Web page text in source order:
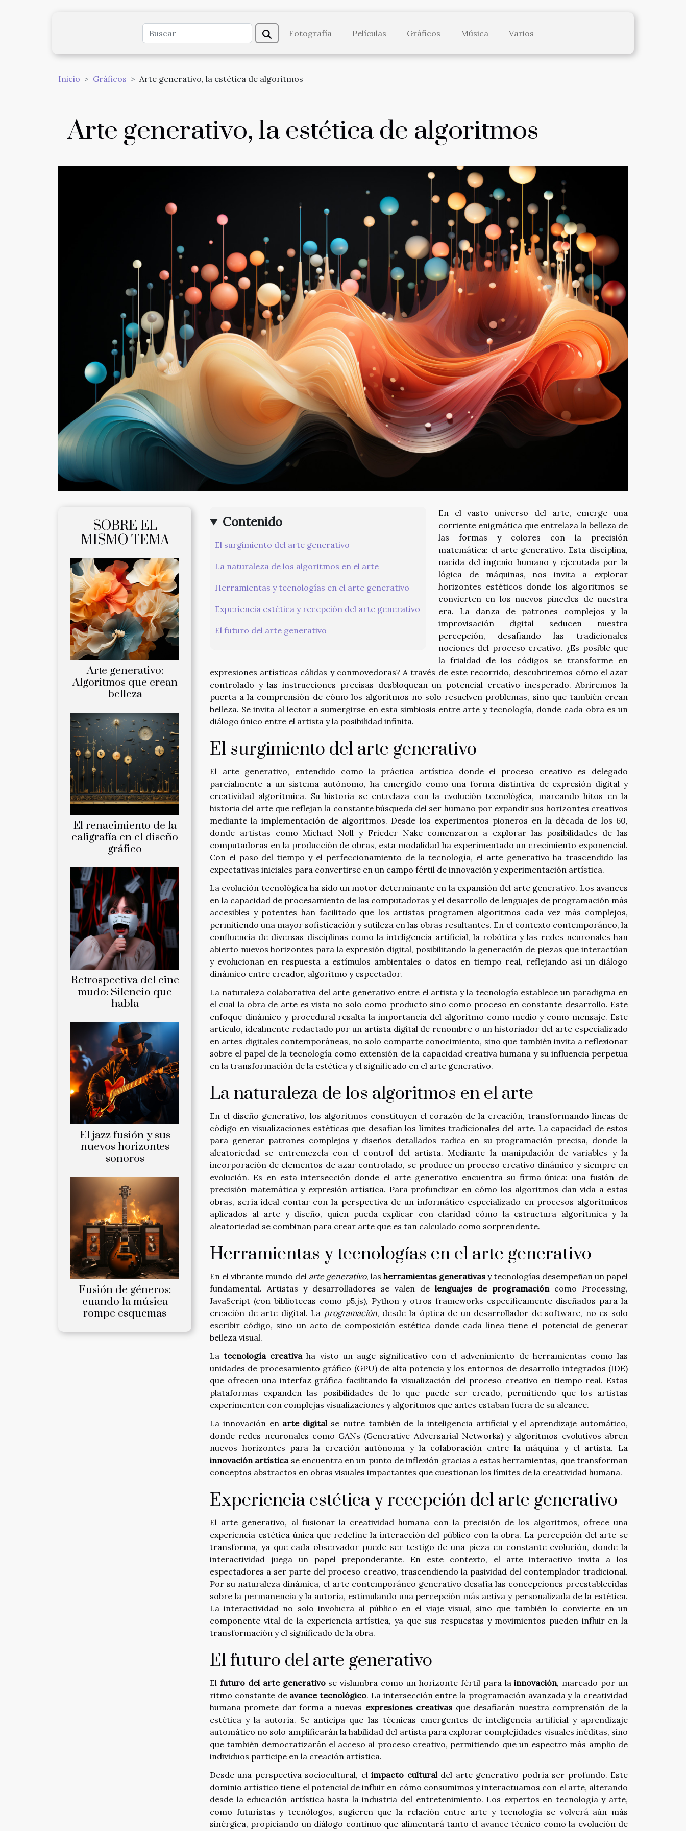
Fotografía Películas Gráficos Música Varios
Inicio Gráficos Arte generativo, la estética de algoritmos
Arte generativo, la estética de algoritmos
SOBRE EL
MISMO TEMA
Arte generativo:
Algoritmos que crean
belleza
El renacimiento de la
caligrafía en el diseño
gráfico
Retrospectiva del cine
mudo: Silencio que
habla
El jazz fusión y sus
nuevos horizontes
sonoros
Fusión de géneros:
cuando la música
rompe esquemas
Contenido
El surgimiento del arte generativo
La naturaleza de los algoritmos en el arte
Herramientas y tecnologías en el arte generativo
Experiencia estética y recepción del arte generativo
El futuro del arte generativo
En el vasto universo del arte, emerge una
corriente enigmática que entrelaza la belleza de
las formas y colores con la precisión
matemática: el arte generativo. Esta disciplina,
nacida del ingenio humano y ejecutada por la
lógica de máquinas, nos invita a explorar
horizontes estéticos donde los algoritmos se
convierten en los nuevos pinceles de nuestra
era. La danza de patrones complejos y la
improvisación digital seducen nuestra
percepción, desafiando las tradicionales
nociones del proceso creativo. ¿Es posible que
la frialdad de los códigos se transforme en
expresiones artísticas cálidas y conmovedoras? A través de este recorrido, descubriremos cómo el azar
controlado y las instrucciones precisas desbloquean un potencial creativo inesperado. Abriremos la
puerta a la comprensión de cómo los algoritmos no solo resuelven problemas, sino que también crean
belleza. Se invita al lector a sumergirse en esta simbiosis entre arte y tecnología, donde cada obra es un
diálogo único entre el artista y la posibilidad infinita.
El surgimiento del arte generativo
El arte generativo, entendido como la práctica artística donde el proceso creativo es delegado
parcialmente a un sistema autónomo, ha emergido como una forma distintiva de expresión digital y
creatividad algorítmica. Su historia se entrelaza con la evolución tecnológica, marcando hitos en la
historia del arte que reflejan la constante búsqueda del ser humano por expandir sus horizontes creativos
mediante la implementación de algoritmos. Desde los experimentos pioneros en la década de los 60,
donde artistas como Michael Noll y Frieder Nake comenzaron a explorar las posibilidades de las
computadoras en la producción de obras, esta modalidad ha experimentado un crecimiento exponencial.
Con el paso del tiempo y el perfeccionamiento de la tecnología, el arte generativo ha trascendido las
expectativas iniciales para convertirse en un campo fértil de innovación y experimentación artística.
La evolución tecnológica ha sido un motor determinante en la expansión del arte generativo. Los avances
en la capacidad de procesamiento de las computadoras y el desarrollo de lenguajes de programación más
accesibles y potentes han facilitado que los artistas programen algoritmos cada vez más complejos,
permitiendo una mayor sofisticación y sutileza en las obras resultantes. En el contexto contemporáneo, la
confluencia de diversas disciplinas como la inteligencia artificial, la robótica y las redes neuronales han
abierto nuevos horizontes para la expresión digital, posibilitando la generación de piezas que interactúan
y evolucionan en respuesta a estímulos ambientales o datos en tiempo real, reflejando así un diálogo
dinámico entre creador, algoritmo y espectador.
La naturaleza colaborativa del arte generativo entre el artista y la tecnología establece un paradigma en
el cual la obra de arte es vista no solo como producto sino como proceso en constante desarrollo. Este
enfoque dinámico y procedural resalta la importancia del algoritmo como medio y como mensaje. Este
artículo, idealmente redactado por un artista digital de renombre o un historiador del arte especializado
en artes digitales contemporáneas, no solo comparte conocimiento, sino que también invita a reflexionar
sobre el papel de la tecnología como extensión de la capacidad creativa humana y su influencia perpetua
en la transformación de la estética y el significado en el arte generativo.
La naturaleza de los algoritmos en el arte
En el diseño generativo, los algoritmos constituyen el corazón de la creación, transformando líneas de
código en visualizaciones estéticas que desafían los límites tradicionales del arte. La capacidad de estos
para generar patrones complejos y diseños detallados radica en su programación precisa, donde la
aleatoriedad se entremezcla con el control del artista. Mediante la manipulación de variables y la
incorporación de elementos de azar controlado, se produce un proceso creativo dinámico y siempre en
evolución. Es en esta intersección donde el arte generativo encuentra su firma única: una fusión de
precisión matemática y expresión artística. Para profundizar en cómo los algoritmos dan vida a estas
obras, sería ideal contar con la perspectiva de un informático especializado en procesos algorítmicos
aplicados al arte y diseño, quien pueda explicar con claridad cómo la estructura algorítmica y la
aleatoriedad se combinan para crear arte que es tan calculado como sorprendente.
Herramientas y tecnologías en el arte generativo
En el vibrante mundo del arte generativo, las herramientas generativas y tecnologías desempeñan un papel
fundamental. Artistas y desarrolladores se valen de lenguajes de programación como Processing,
JavaScript (con bibliotecas como p5.js), Python y otros frameworks específicamente diseñados para la
creación de arte digital. La programación, desde la óptica de un desarrollador de software, no es solo
escribir código, sino un acto de composición estética donde cada línea tiene el potencial de generar
belleza visual.
Latecnología creativaha visto un auge significativo con el advenimiento de herramientas como las
unidades de procesamiento gráfico (GPU) de alta potencia y los entornos de desarrollo integrados (IDE)
que ofrecen una interfaz gráfica facilitando la visualización del proceso creativo en tiempo real. Estas
plataformas expanden las posibilidades de lo que puede ser creado, permitiendo que los artistas
experimenten con complejas visualizaciones y algoritmos que antes estaban fuera de su alcance.
La innovación en arte digital se nutre también de la inteligencia artificial y el aprendizaje automático,
donde redes neuronales como GANs (Generative Adversarial Networks) y algoritmos evolutivos abren
nuevos horizontes para la creación autónoma y la colaboración entre la máquina y el artista. La
innovación artísticase encuentra en un punto de inflexión gracias a estas herramientas, que transforman
conceptos abstractos en obras visuales impactantes que cuestionan los límites de la creatividad humana.
Experiencia estética y recepción del arte generativo
El arte generativo, al fusionar la creatividad humana con la precisión de los algoritmos, ofrece una
experiencia estética única que redefine la interacción del público con la obra. La percepción del arte se
transforma, ya que cada observador puede ser testigo de una pieza en constante evolución, donde la
interactividad juega un papel preponderante. En este contexto, el arte interactivo invita a los
espectadores a ser parte del proceso creativo, trascendiendo la pasividad del contemplador tradicional.
Por su naturaleza dinámica, el arte contemporáneo generativo desafía las concepciones preestablecidas
sobre la permanencia y la autoría, estimulando una percepción más activa y personalizada de la estética.
La interactividad no solo involucra al público en el viaje visual, sino que también lo convierte en un
componente vital de la experiencia artística, ya que sus respuestas y movimientos pueden influir en la
transformación y el significado de la obra.
El futuro del arte generativo
El futuro del arte generativose vislumbra como un horizonte fértil para lainnovación, marcado por un
ritmo constante de avance tecnológico. La intersección entre la programación avanzada y la creatividad
humana promete dar forma a nuevas expresiones creativas que desafiarán nuestra comprensión de la
estética y la autoría. Se anticipa que las técnicas emergentes de inteligencia artificial y aprendizaje
automático no solo amplificarán la habilidad del artista para explorar complejidades visuales inéditas, sino
que también democratizarán el acceso al proceso creativo, permitiendo que un espectro más amplio de
individuos participe en la creación artística.
Desde una perspectiva sociocultural, elimpacto culturaldel arte generativo podría ser profundo. Este
dominio artístico tiene el potencial de influir en cómo consumimos y interactuamos con el arte, alterando
desde la educación artística hasta la industria del entretenimiento. Los expertos en tecnología y arte,
como futuristas y tecnólogos, sugieren que la relación entre arte y tecnología se volverá aún más
sinérgica, propiciando un diálogo continuo que alimentará tanto el avance técnico como la evolución de